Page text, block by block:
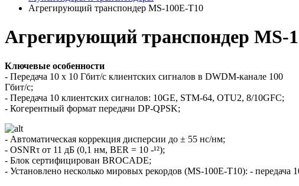
Агрегирующий транспондер MS-100E-T10
Агрегирующий транспондер MS-
Ключевые особенности
- Передача 10 х 10 Гбит/с клиентских сигналов в DWDM-канале 100
Гбит/с;
- Передача 10 клиентских сигналов: 10GE, STM-64, OTU2, 8/10GFC;
- Когерентный формат передачи DP-QPSK;
- Автоматическая коррекция дисперсии до ± 55 нс/нм;
- OSNRτ от 11 дБ (0,1 нм, BER = 10 -¹²);
- Блок сертифицирован BROCADE;
- Установлено несколько мировых рекордов (MS-100E-T10): -